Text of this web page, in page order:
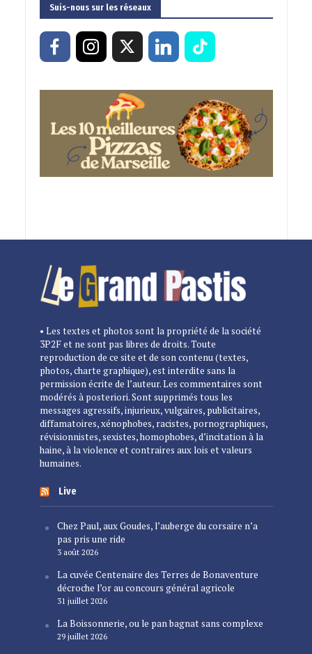
Suis-nous sur les réseaux
• Les textes et photos sont la propriété de la société
3P2F et ne sont pas libres de droits. Toute
reproduction de ce site et de son contenu (textes,
photos, charte graphique), est interdite sans la
permission écrite de l’auteur. Les commentaires sont
modérés à posteriori. Sont supprimés tous les
messages agressifs, injurieux, vulgaires, publicitaires,
diffamatoires, xénophobes, racistes, pornographiques,
révisionnistes, sexistes, homophobes, d’incitation à la
haine, à la violence et contraires aux lois et valeurs
humaines.
Live
Chez Paul, aux Goudes, l’auberge du corsaire n’a
pas pris une ride
3 août 2026
La cuvée Centenaire des Terres de Bonaventure
décroche l’or au concours général agricole
31 juillet 2026
La Boissonnerie, ou le pan bagnat sans complexe
29 juillet 2026